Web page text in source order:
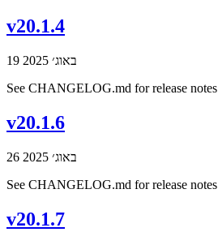
v20.1.4
19 באוג׳ 2025
See CHANGELOG.md for release notes
v20.1.6
26 באוג׳ 2025
See CHANGELOG.md for release notes
v20.1.7